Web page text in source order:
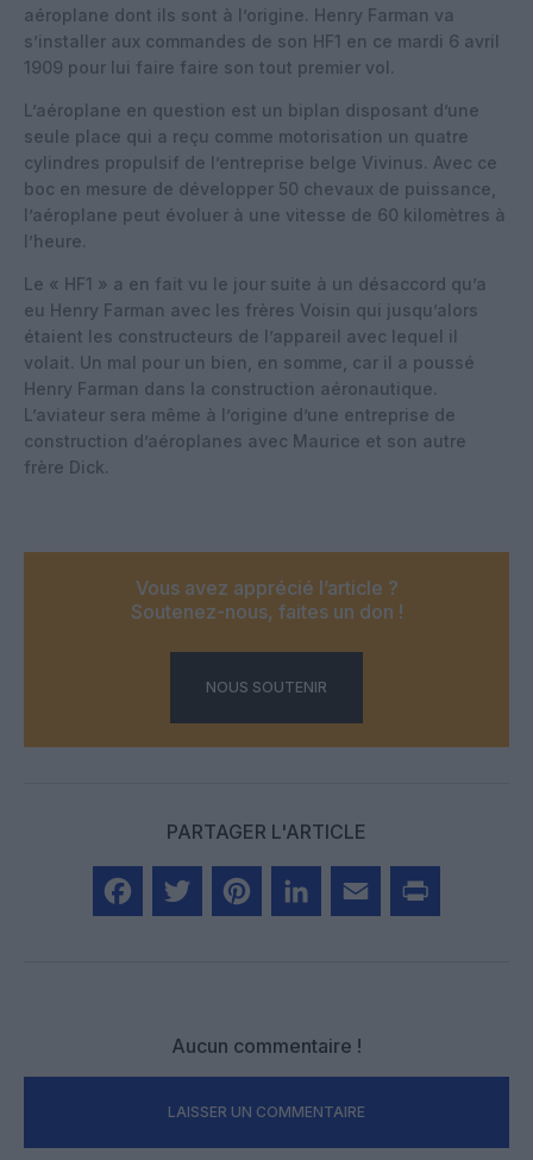
aéroplane dont ils sont à l’origine. Henry Farman va
s’installer aux commandes de son HF1 en ce mardi 6 avril
1909 pour lui faire faire son tout premier vol.
L’aéroplane en question est un biplan disposant d’une
seule place qui a reçu comme motorisation un quatre
cylindres propulsif de l’entreprise belge Vivinus. Avec ce
boc en mesure de développer 50 chevaux de puissance,
l’aéroplane peut évoluer à une vitesse de 60 kilomètres à
l’heure.
Le « HF1 » a en fait vu le jour suite à un désaccord qu’a
eu Henry Farman avec les frères Voisin qui jusqu’alors
étaient les constructeurs de l’appareil avec lequel il
volait. Un mal pour un bien, en somme, car il a poussé
Henry Farman dans la construction aéronautique.
L’aviateur sera même à l’origine d’une entreprise de
construction d’aéroplanes avec Maurice et son autre
frère Dick.
Vous avez apprécié l’article ?
Soutenez-nous, faites un don !
NOUS SOUTENIR
PARTAGER L'ARTICLE
Aucun commentaire !
LAISSER UN COMMENTAIRE